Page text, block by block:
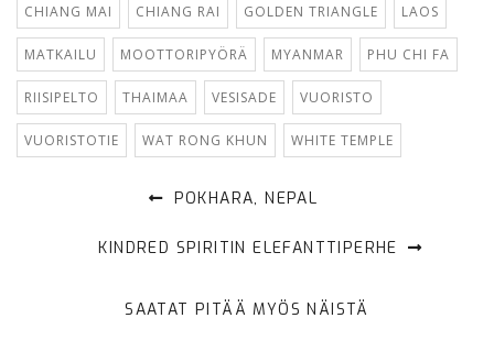
CHIANG MAI CHIANG RAI GOLDEN TRIANGLE LAOS
MATKAILU MOOTTORIPYÖRÄ MYANMAR PHU CHI FA
RIISIPELTO THAIMAA VESISADE VUORISTO
VUORISTOTIE WAT RONG KHUN WHITE TEMPLE
POKHARA, NEPAL
KINDRED SPIRITIN ELEFANTTIPERHE
SAATAT PITÄÄ MYÖS NÄISTÄ